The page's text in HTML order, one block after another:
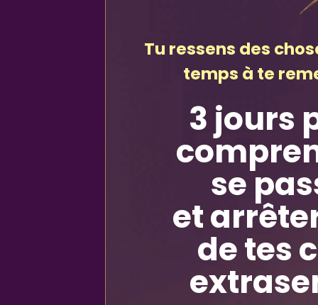
Tu ressens des
temps à te
3 jours
se
et
de tes